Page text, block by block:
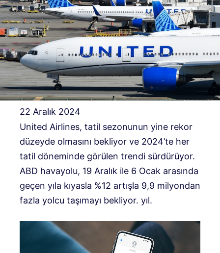
22 Aralık 2024
United Airlines, tatil sezonunun yine rekor
düzeyde olmasını bekliyor ve 2024’te her
tatil döneminde görülen trendi sürdürüyor.
ABD havayolu, 19 Aralık ile 6 Ocak arasında
geçen yıla kıyasla %12 artışla 9,9 milyondan
fazla yolcu taşımayı bekliyor. yıl.